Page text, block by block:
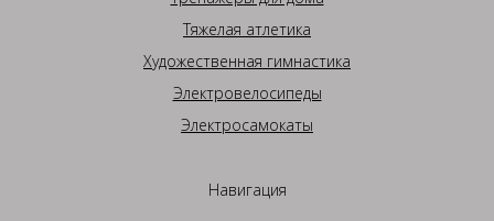
Тяжелая атлетика
Художественная гимнастика
Электровелосипеды
Электросамокаты
Навигация